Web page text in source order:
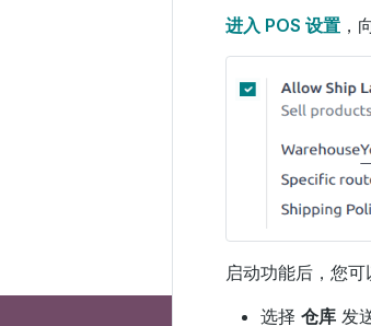
进入 POS 设置 ，
启动功能后，您可
选择 仓库 发